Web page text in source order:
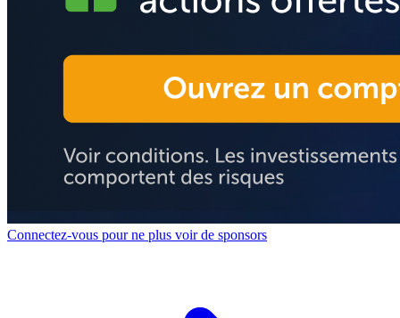
Connectez-vous pour ne plus voir de sponsors